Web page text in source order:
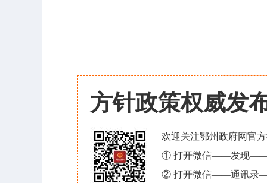
方针政策权威发
欢迎关注鄂州政府网官
① 打开微信——发现——
② 打开微信——通讯录